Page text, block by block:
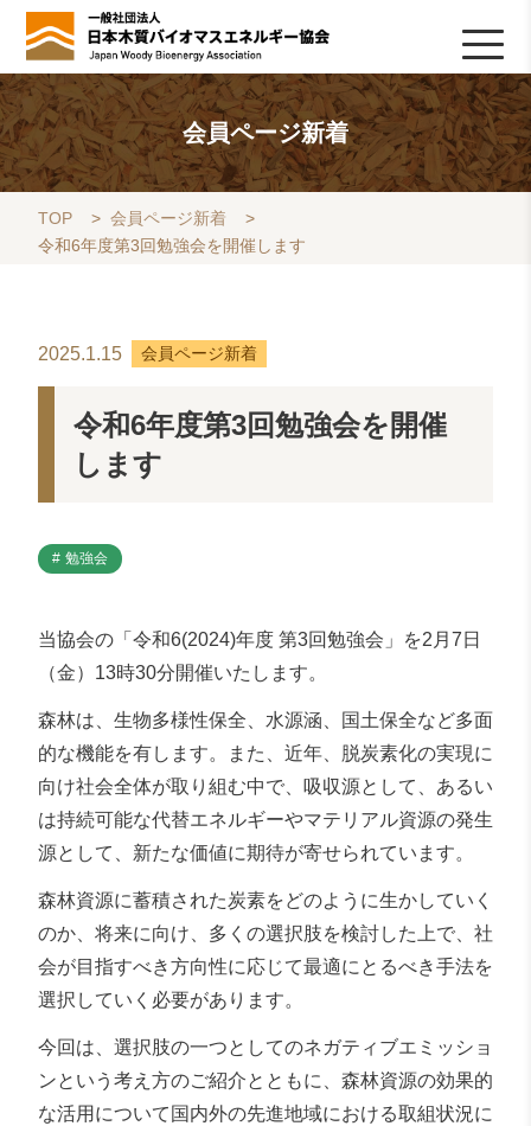
HOME
TOPICS
協会について
木質バイオマスの基礎知識
協会の活動
ライブラリ
データベース
Q&A
リンク集
お問い合わせ
会員専用
採用情報
会員ページ新着
TOP > 会員ページ新着
>
令和6年度第3回勉強会を開催します
2025.1.15 会員ページ新着
令和6年度第3回勉強会を開催
します
勉強会
当協会の「令和6(2024)年度 第3回勉強会」を2月7日
（金）13時30分開催いたします。
森林は、生物多様性保全、水源涵、国土保全など多面
的な機能を有します。また、近年、脱炭素化の実現に
向け社会全体が取り組む中で、吸収源として、あるい
は持続可能な代替エネルギーやマテリアル資源の発生
源として、新たな価値に期待が寄せられています。
森林資源に蓄積された炭素をどのように生かしていく
のか、将来に向け、多くの選択肢を検討した上で、社
会が目指すべき方向性に応じて最適にとるべき手法を
選択していく必要があります。
今回は、選択肢の一つとしてのネガティブエミッショ
ンという考え方のご紹介とともに、森林資源の効果的
な活用について国内外の先進地域における取組状況に